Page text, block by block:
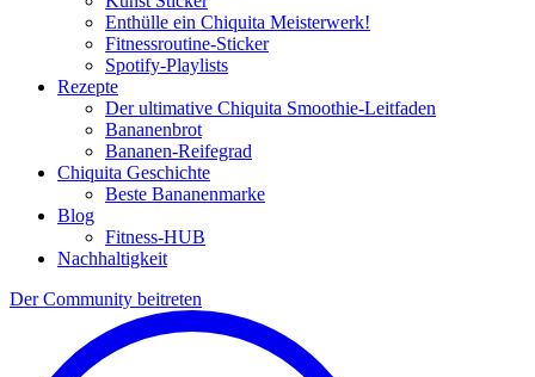
Enthülle ein Chiquita Meisterwerk!
Fitnessroutine-Sticker
Spotify-Playlists
Rezepte
Der ultimative Chiquita Smoothie-Leitfaden
Bananenbrot
Bananen-Reifegrad
Chiquita Geschichte
Beste Bananenmarke
Blog
Fitness-HUB
Nachhaltigkeit
Der Community beitreten